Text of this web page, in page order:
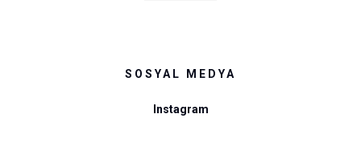
SOSYAL MEDYA
Instagram